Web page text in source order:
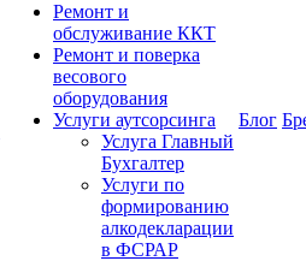
Ремонт и
обслуживание ККТ
Ремонт и поверка
весового
оборудования
Услуги аутсорсинга
Услуга Главный
Бухгалтер
Услуги по
формированию
алкодекларации
в ФСРАР
Блог